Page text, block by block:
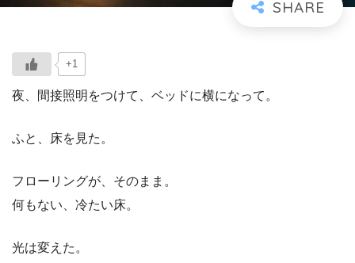
+1
夜、間接照明をつけて、ベッドに横になって。
ふと、床を見た。
フローリングが、そのまま。
何もない、冷たい床。
光は変えた。